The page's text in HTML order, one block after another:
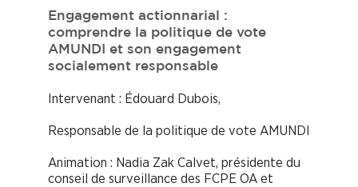
Engagement actionnarial :
comprendre la politique de vote
AMUNDI et son engagement
socialement responsable
Intervenant : Édouard Dubois,
Responsable de la politique de vote AMUNDI
Animation : Nadia Zak Calvet, présidente du
conseil de surveillance des FCPE OA et